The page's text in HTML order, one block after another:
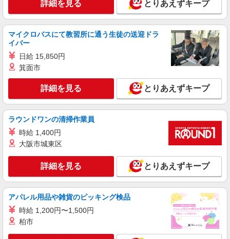
デイサービス 入浴専従介護職
【時給】1,500円〜1,700円 ▼給与詳細 処遇改
善手当：200円/時 ▼下記別途支給 通勤手当 年末
年始手当：380円/時 寸志あり：年2回（6月・12
詳細を見る
鳩ヶ谷ケアセンターそよ風：RO16773
NEW
デイサービス 介護スタッフ
【時給】1,350円〜1,550円 ▼給与詳細 処遇改
ヶ月)は支給なし
キープ 詳細を見る
川口元郷ショートステイそよ風：RO14910
NEW
ショートステイ 介護スタッフ
【月給】265,920円〜295,920円 ▼給与詳細 処
遇改善手当：35,920円 夜勤手当：30,000円（5回
詳細を見る とりあえずキープ
マイクロバスにて教習所に通う生徒の送迎ドラ
イバー
日給 15,850円
箕面市
詳細を見る とりあえずキープ
ラウンドワンの清掃作業員
時給 1,400円
大阪市城東区
詳細を見る とりあえずキープ
アパレル用品や雑貨のピッキング検品
時給 1,200円〜1,500円
柏市